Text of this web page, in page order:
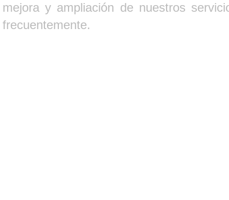
mejora y ampliación de nuestros
frecuentemente.